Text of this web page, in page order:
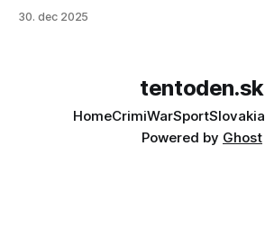
30. dec 2025
tentoden.sk
HomeCrimiWarSportSlovakia
Powered by Ghost